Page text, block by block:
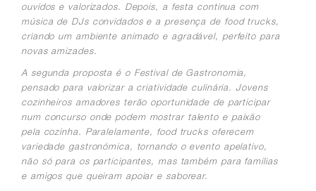
ouvidos e valorizados. Depois, a festa continua com
música de DJs convidados e a presença de food trucks,
criando um ambiente animado e agradável, perfeito para
novas amizades.
A segunda proposta é o Festival de Gastronomia,
pensado para valorizar a criatividade culinária. Jovens
cozinheiros amadores terão oportunidade de participar
num concurso onde podem mostrar talento e paixão
pela cozinha. Paralelamente, food trucks oferecem
variedade gastronómica, tornando o evento apelativo,
não só para os participantes, mas também para famílias
e amigos que queiram apoiar e saborear.